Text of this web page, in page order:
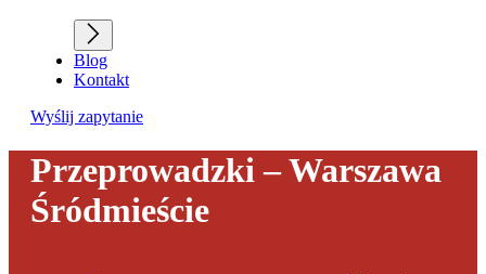
Blog
Kontakt
Wyślij zapytanie
Przeprowadzki – Warszawa
Śródmieście